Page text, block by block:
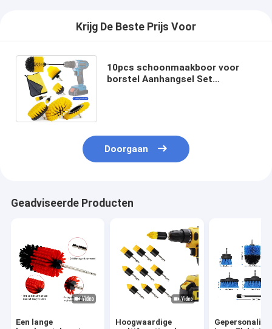
Krijg De Beste Prijs Voor
10pcs schoonmaakboor voor
borstel Aanhangsel Set
Doorgaan
Geadviseerde Producten
Een lange
Hoogwaardige